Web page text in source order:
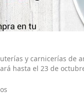
y carnicerías de
hasta el 23 de